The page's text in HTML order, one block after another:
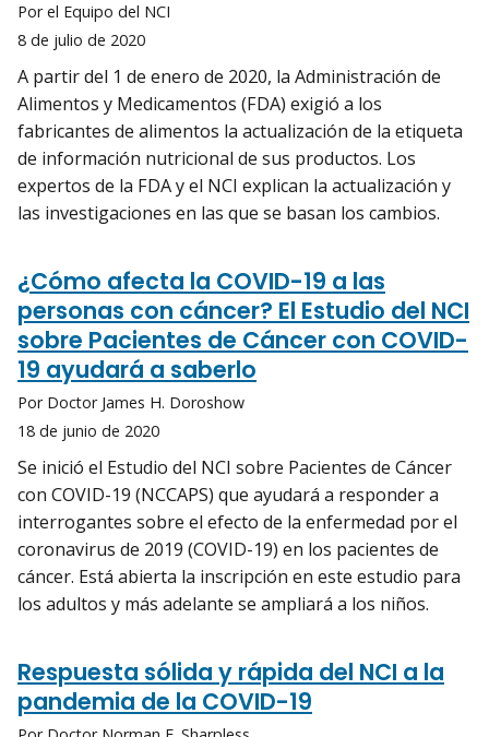
Por el Equipo del NCI
8 de julio de 2020
A partir del 1 de enero de 2020, la Administración de
Alimentos y Medicamentos (FDA) exigió a los
fabricantes de alimentos la actualización de la etiqueta
de información nutricional de sus productos. Los
expertos de la FDA y el NCI explican la actualización y
las investigaciones en las que se basan los cambios.
¿Cómo afecta la COVID-19 a las
personas con cáncer? El Estudio del NCI
sobre Pacientes de Cáncer con COVID-
19 ayudará a saberlo
Por Doctor James H. Doroshow
18 de junio de 2020
Se inició el Estudio del NCI sobre Pacientes de Cáncer
con COVID-19 (NCCAPS) que ayudará a responder a
interrogantes sobre el efecto de la enfermedad por el
coronavirus de 2019 (COVID-19) en los pacientes de
cáncer. Está abierta la inscripción en este estudio para
los adultos y más adelante se ampliará a los niños.
Respuesta sólida y rápida del NCI a la
pandemia de la COVID-19